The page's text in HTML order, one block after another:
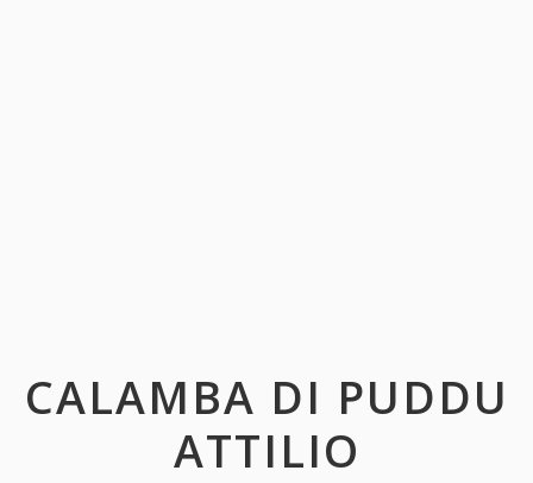
CALAMBA DI PUDDU
ATTILIO